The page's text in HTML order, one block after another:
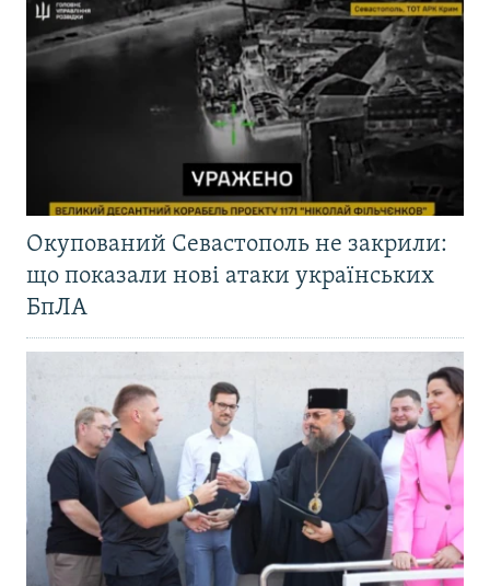
Окупований Севастополь не закрили:
що показали нові атаки українських
БпЛА